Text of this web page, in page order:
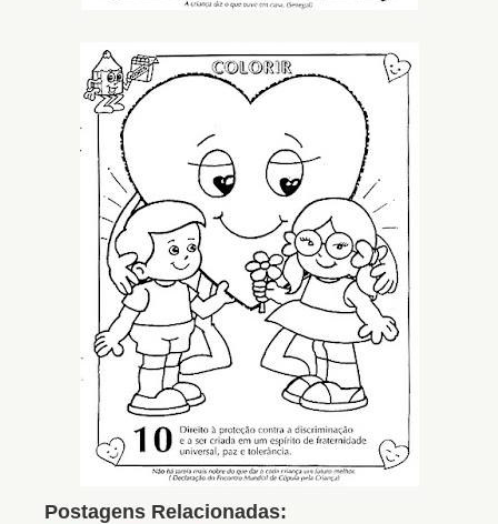
Postagens Relacionadas: